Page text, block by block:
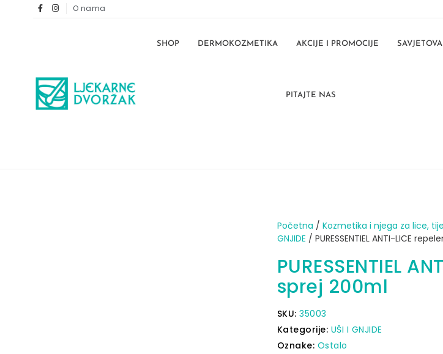
O nama
SHOP DERMOKOZMETIKA AKCIJE I PROMOCIJE
PITAJTE NAS
Početna / Kozmetika i njega za lice,
GNJIDE / PURESSENTIEL ANTI-LICE
PURESSENTIEL
sprej 200ml
SKU: 35003
Kategorije: UŠI I GNJIDE
Oznake: Ostalo